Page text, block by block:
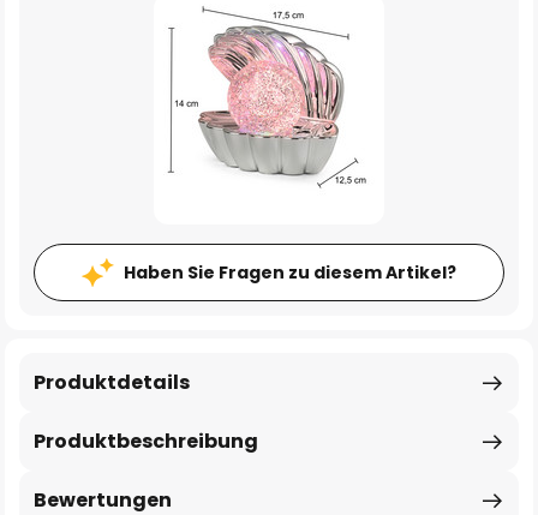
Haben Sie Fragen zu diesem Artikel?
Produktbeschreibung
Produktdetails
Bewertungen